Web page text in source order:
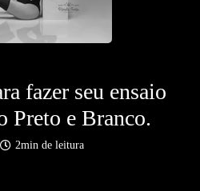
fazer seu ensaio
Preto e Branco.
2min de leitura